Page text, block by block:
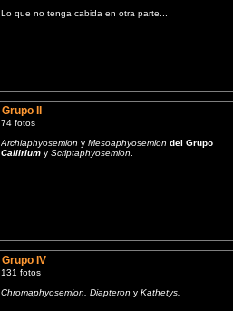
Lo que no tenga cabida en otra parte...
Grupo II
74 fotos
Archiaphyosemion yMesoaphyosemion del Grupo
Callirium yScriptaphyosemion.
Grupo IV
131 fotos
Chromaphyosemion, Diapteron yKathetys.